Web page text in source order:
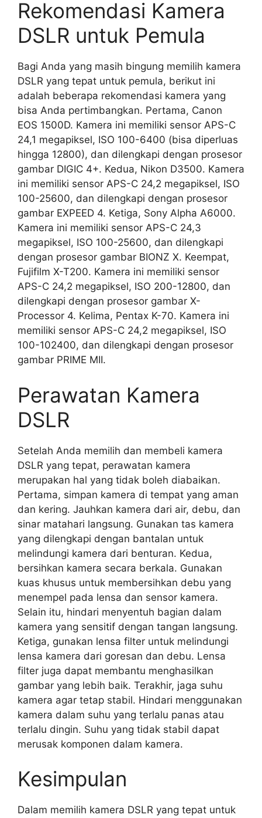
Rekomendasi Kamera
DSLR untuk Pemula
Bagi Anda yang masih bingung memilih kamera
DSLR yang tepat untuk pemula, berikut ini
adalah beberapa rekomendasi kamera yang
bisa Anda pertimbangkan. Pertama, Canon
EOS 1500D. Kamera ini memiliki sensor APS-C
24,1 megapiksel, ISO 100-6400 (bisa diperluas
hingga 12800), dan dilengkapi dengan prosesor
gambar DIGIC 4+. Kedua, Nikon D3500. Kamera
ini memiliki sensor APS-C 24,2 megapiksel, ISO
100-25600, dan dilengkapi dengan prosesor
gambar EXPEED 4. Ketiga, Sony Alpha A6000.
Kamera ini memiliki sensor APS-C 24,3
megapiksel, ISO 100-25600, dan dilengkapi
dengan prosesor gambar BIONZ X. Keempat,
Fujifilm X-T200. Kamera ini memiliki sensor
APS-C 24,2 megapiksel, ISO 200-12800, dan
dilengkapi dengan prosesor gambar X-
Processor 4. Kelima, Pentax K-70. Kamera ini
memiliki sensor APS-C 24,2 megapiksel, ISO
100-102400, dan dilengkapi dengan prosesor
gambar PRIME MII.
Perawatan Kamera
DSLR
Setelah Anda memilih dan membeli kamera
DSLR yang tepat, perawatan kamera
merupakan hal yang tidak boleh diabaikan.
Pertama, simpan kamera di tempat yang aman
dan kering. Jauhkan kamera dari air, debu, dan
sinar matahari langsung. Gunakan tas kamera
yang dilengkapi dengan bantalan untuk
melindungi kamera dari benturan. Kedua,
bersihkan kamera secara berkala. Gunakan
kuas khusus untuk membersihkan debu yang
menempel pada lensa dan sensor kamera.
Selain itu, hindari menyentuh bagian dalam
kamera yang sensitif dengan tangan langsung.
Ketiga, gunakan lensa filter untuk melindungi
lensa kamera dari goresan dan debu. Lensa
filter juga dapat membantu menghasilkan
gambar yang lebih baik. Terakhir, jaga suhu
kamera agar tetap stabil. Hindari menggunakan
kamera dalam suhu yang terlalu panas atau
terlalu dingin. Suhu yang tidak stabil dapat
merusak komponen dalam kamera.
Kesimpulan
Dalam memilih kamera DSLR yang tepat untuk